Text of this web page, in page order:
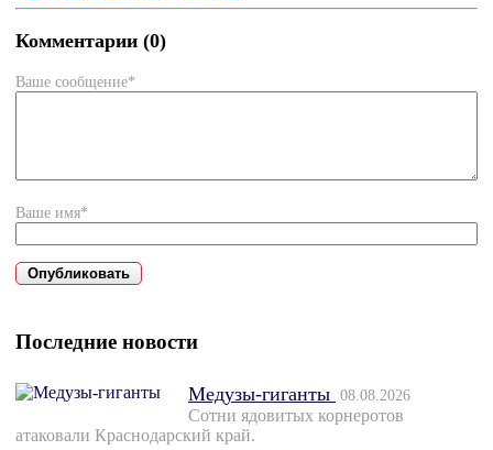
Комментарии (0)
Ваше сообщение*
Ваше имя*
Последние новости
Медузы-гиганты 08.08.2026
Сотни ядовитых корнеротов
атаковали Краснодарский край.